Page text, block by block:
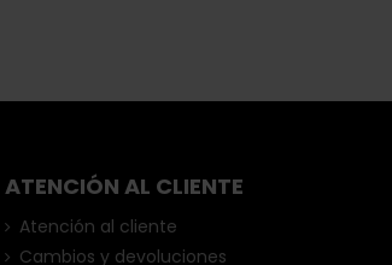
ATENCIÓN AL CLIENTE
Atención al cliente
Cambios y devoluciones